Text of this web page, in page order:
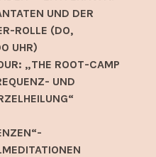
UND DER
ROLLE (DO,
UHR)
„THE ROOT-CAMP
UND